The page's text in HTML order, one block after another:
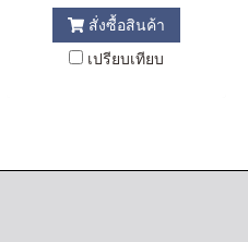
สั่งซื้อสินค้า
เปรียบเทียบ